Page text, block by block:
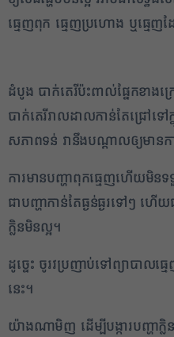
ធ្មេញពុក ធ្មេញប្រហោង ឬធ្មេញ
ដំបូង បាក់តេរីប៉ះពាល់ផ្នែកខាង
បាក់តេរីរាលដាលកាន់តែជ្រៅទៅក្
សភាពទន់ វានឹងបណ្តាលឲ្យមានក
ការមានបញ្ហាពុកធ្មេញហើយមិនទ
ជាបញ្ហាកាន់តែធ្ងន់ធ្ងរទៅៗ ហើ
ក្លិនមិនល្អ។
ដូច្នេះ ចូរវប្រញាប់ទៅព្យាបាលធ្ម
នេះ។
យ៉ាងណាមិញ ដើម្បីបង្ការបញ្ហាក្
✕